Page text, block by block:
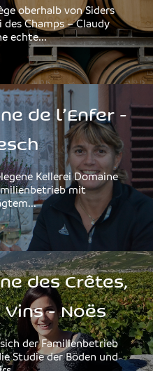
oberhalb von Siders
Champs – Claudy
echte...
de l’Enfer -
Kellerei Domaine
mit
des Crêtes,
- Noës
der Familienbetrieb
Studie der Böden und